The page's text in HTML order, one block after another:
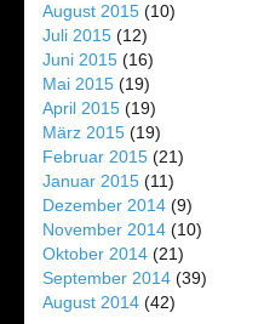
August 2015 (10)
Juli 2015 (12)
Juni 2015 (16)
Mai 2015 (19)
April 2015 (19)
März 2015 (19)
Februar 2015 (21)
Januar 2015 (11)
Dezember 2014 (9)
November 2014 (10)
Oktober 2014 (21)
September 2014 (39)
August 2014 (42)